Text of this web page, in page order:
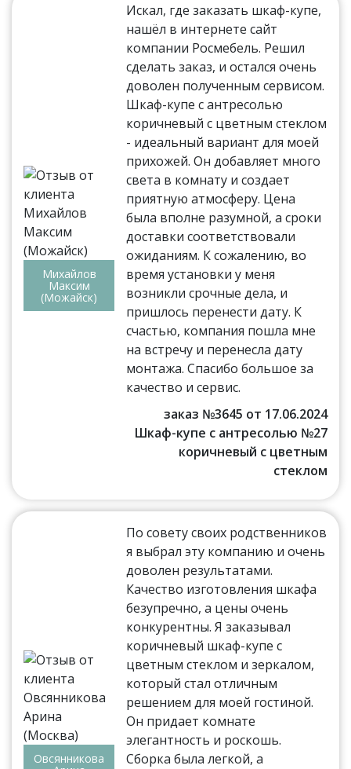
Михайлов
Максим
(Можайск)
Искал, где заказать шкаф-купе,
нашёл в интернете сайт
компании Росмебель. Решил
сделать заказ, и остался очень
доволен полученным сервисом.
Шкаф-купе с антресолью
коричневый с цветным стеклом
- идеальный вариант для моей
прихожей. Он добавляет много
света в комнату и создает
приятную атмосферу. Цена
была вполне разумной, а сроки
доставки соответствовали
ожиданиям. К сожалению, во
время установки у меня
возникли срочные дела, и
пришлось перенести дату. К
счастью, компания пошла мне
на встречу и перенесла дату
монтажа. Спасибо большое за
качество и сервис.
заказ №3645 от 17.06.2024
Шкаф-купе с антресолью №27
коричневый с цветным
стеклом
Овсянникова
По совету своих родственников
я выбрал эту компанию и очень
доволен результатами.
Качество изготовления шкафа
безупречно, а цены очень
конкурентны. Я заказывал
коричневый шкаф-купе с
цветным стеклом и зеркалом,
который стал отличным
решением для моей гостиной.
Он придает комнате
элегантность и роскошь.
Сборка была легкой, а